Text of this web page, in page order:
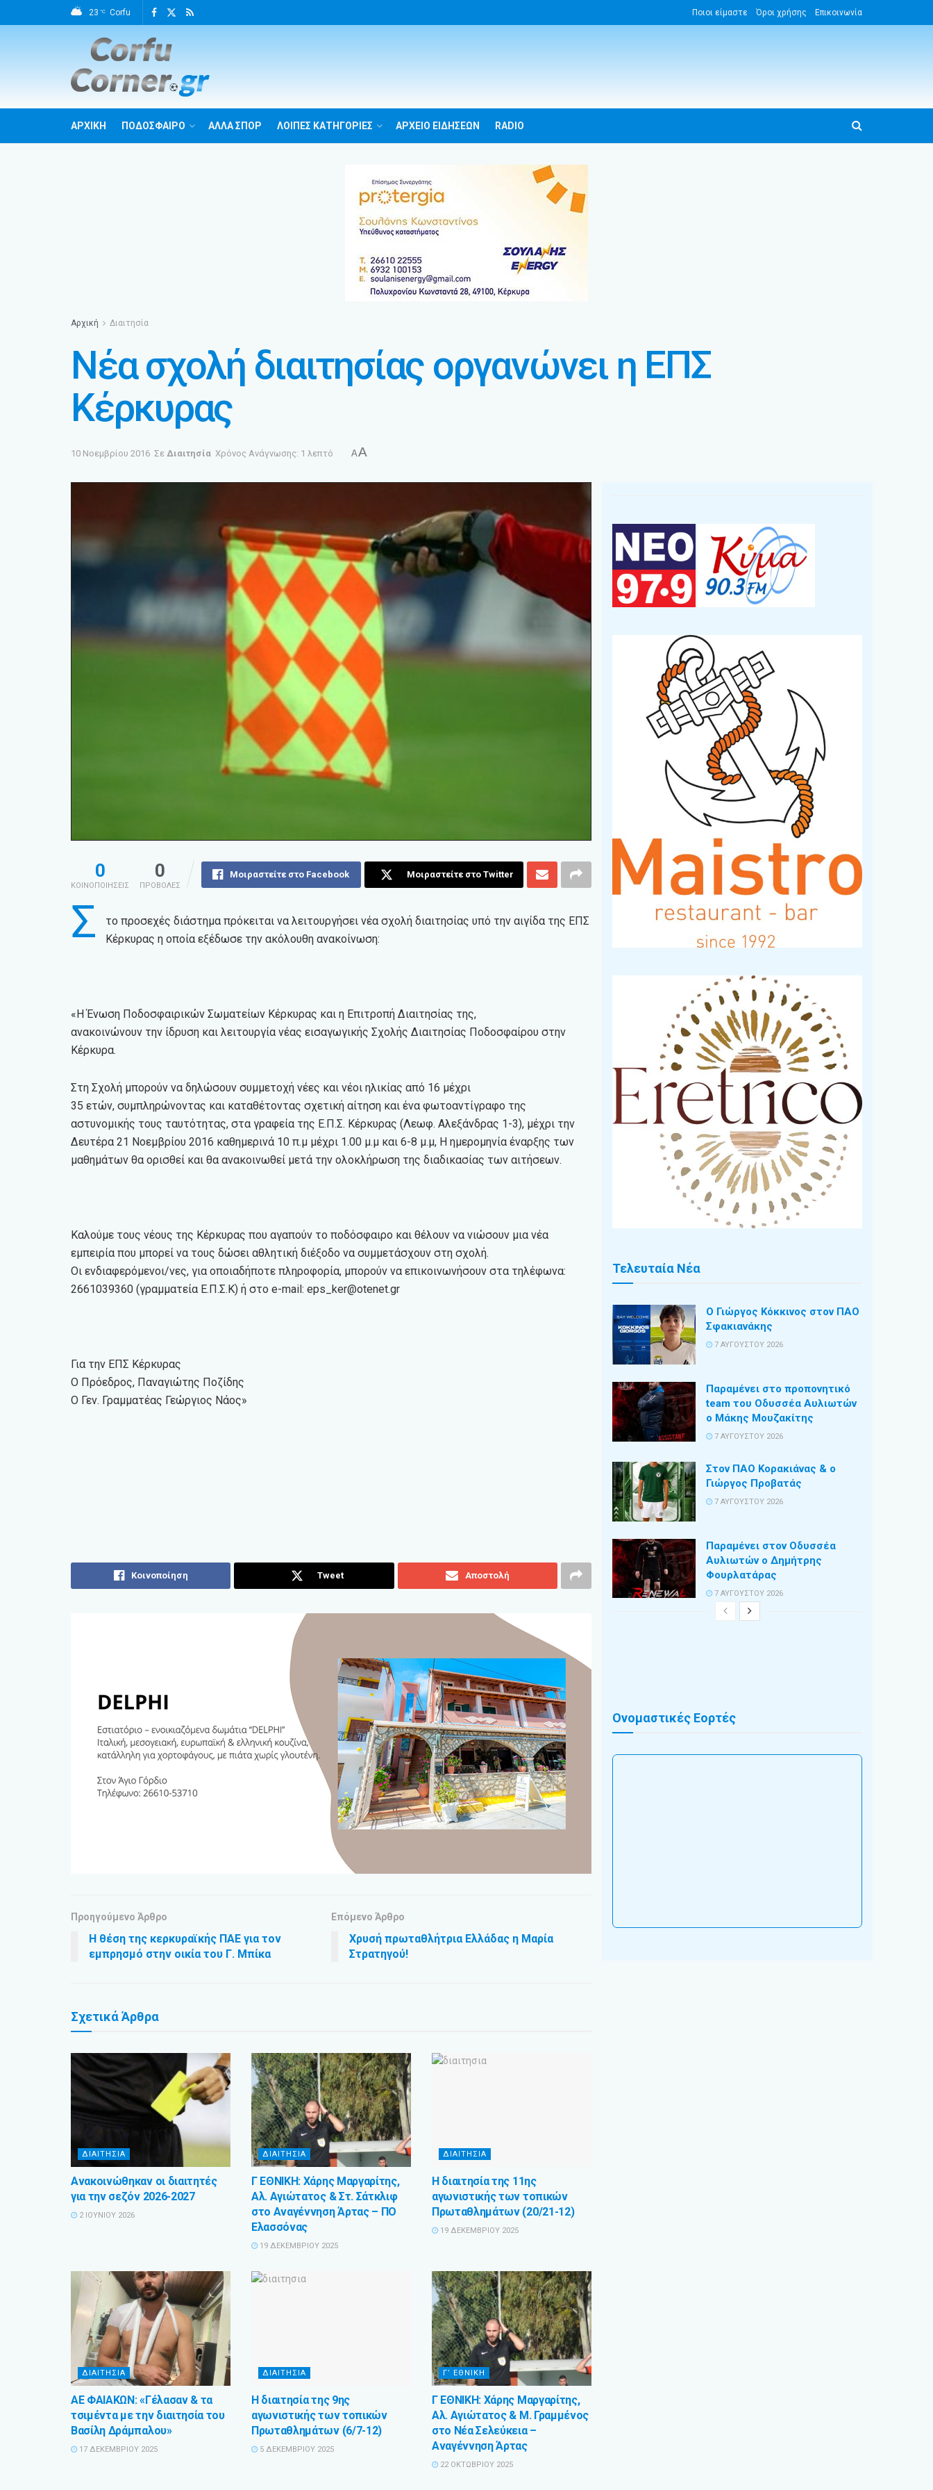
23 °C Corfu Ποιοι είμαστε Όροι χρήσης Επικοινωνία
ΑΡΧΙΚΗ ΠΟΔΟΣΦΑΙΡΟ ΑΛΛΑ ΣΠΟΡ ΛΟΙΠΕΣ ΚΑΤΗΓΟΡΙΕΣ ΑΡΧΕΙΟ ΕΙΔΗΣΕΩΝ RADIO
Αρχική Διαιτησία
Νέα σχολή διαιτησίας οργανώνει η ΕΠΣ
Κέρκυρας
10 Νοεμβρίου 2016 Σε Διαιτησία Χρόνος Ανάγνωσης: 1 λεπτό AA
0
ΚΟΙΝΟΠΟΙΗΣΕΙΣ
0
ΠΡΟΒΟΛΕΣ
Μοιραστείτε στο Facebook Μοιραστείτε στο Twitter
Σ
το προσεχές διάστημα πρόκειται να λειτουργήσει νέα σχολή διαιτησίας υπό την αιγίδα της ΕΠΣ
Κέρκυρας η οποία εξέδωσε την ακόλουθη ανακοίνωση:
«Η Ένωση Ποδοσφαιρικών Σωματείων Κέρκυρας και η Επιτροπή Διαιτησίας της,
ανακοινώνουν την ίδρυση και λειτουργία νέας εισαγωγικής Σχολής Διαιτησίας Ποδοσφαίρου στην
Κέρκυρα.
Στη Σχολή μπορούν να δηλώσουν συμμετοχή νέες και νέοι ηλικίας από 16 μέχρι
35 ετών, συμπληρώνοντας και καταθέτοντας σχετική αίτηση και ένα φωτοαντίγραφο της
αστυνομικής τους ταυτότητας, στα γραφεία της Ε.Π.Σ. Κέρκυρας (Λεωφ. Αλεξάνδρας 1-3), μέχρι την
Δευτέρα 21 Νοεμβρίου 2016 καθημερινά 10 π.μ μέχρι 1.00 μ.μ και 6-8 μ.μ, Η ημερομηνία έναρξης των
μαθημάτων θα ορισθεί και θα ανακοινωθεί μετά την ολοκλήρωση της διαδικασίας των αιτήσεων.
Καλούμε τους νέους της Κέρκυρας που αγαπούν το ποδόσφαιρο και θέλουν να νιώσουν μια νέα
εμπειρία που μπορεί να τους δώσει αθλητική διέξοδο να συμμετάσχουν στη σχολή.
Οι ενδιαφερόμενοι/νες, για οποιαδήποτε πληροφορία, μπορούν να επικοινωνήσουν στα τηλέφωνα:
2661039360 (γραμματεία Ε.Π.Σ.Κ) ή στο e-mail: eps_ker@otenet.gr
Για την ΕΠΣ Κέρκυρας
Ο Πρόεδρος, Παναγιώτης Ποζίδης
Ο Γεν. Γραμματέας Γεώργιος Νάος»
Κοινοποίηση Tweet Αποστολή
Προηγούμενο Άρθρο
Η θέση της κερκυραϊκής ΠΑΕ για τον
εμπρησμό στην οικία του Γ. Μπίκα
Επόμενο Άρθρο
Χρυσή πρωταθλήτρια Ελλάδας η Μαρία
Στρατηγού!
ΣχετικάΆρθρα
ΔΙΑΙΤΗΣΙΑ
Ανακοινώθηκαν οι διαιτητές
για την σεζόν 2026-2027
2 ΙΟΥΝΊΟΥ 2026
ΔΙΑΙΤΗΣΙΑ
Γ ΕΘΝΙΚΗ: Χάρης Μαργαρίτης,
Αλ. Αγιώτατος & Στ. Σάτκλιφ
στο Αναγέννηση Άρτας – ΠΟ
Ελασσόνας
19 ΔΕΚΕΜΒΡΊΟΥ 2025
ΔΙΑΙΤΗΣΙΑ
Η διαιτησία της 11ης
αγωνιστικής των τοπικών
Πρωταθλημάτων (20/21-12)
19 ΔΕΚΕΜΒΡΊΟΥ 2025
ΔΙΑΙΤΗΣΙΑ
ΑΕ ΦΑΙΑΚΩΝ: «Γέλασαν & τα
τσιμέντα με την διαιτησία του
Βασίλη Δράμπαλου»
17 ΔΕΚΕΜΒΡΊΟΥ 2025
ΔΙΑΙΤΗΣΙΑ
Η διαιτησία της 9ης
αγωνιστικής των τοπικών
Πρωταθλημάτων (6/7-12)
5 ΔΕΚΕΜΒΡΊΟΥ 2025
Γ’ ΕΘΝΙΚΗ
Γ ΕΘΝΙΚΗ: Χάρης Μαργαρίτης,
Αλ. Αγιώτατος & Μ. Γραμμένος
στο Νέα Σελεύκεια –
Αναγέννηση Άρτας
22 ΟΚΤΩΒΡΊΟΥ 2025
Τελευταία Νέα
Ο Γιώργος Κόκκινος στον ΠΑΟ
Σφακιανάκης
7 ΑΥΓΟΎΣΤΟΥ 2026
Παραμένει στο προπονητικό
team του Οδυσσέα Αυλιωτών
ο Μάκης Μουζακίτης
7 ΑΥΓΟΎΣΤΟΥ 2026
Στον ΠΑΟ Κορακιάνας & ο
Γιώργος Προβατάς
7 ΑΥΓΟΎΣΤΟΥ 2026
Παραμένει στον Οδυσσέα
Αυλιωτών ο Δημήτρης
Φουρλατάρας
7 ΑΥΓΟΎΣΤΟΥ 2026
Ονομαστικές Εορτές